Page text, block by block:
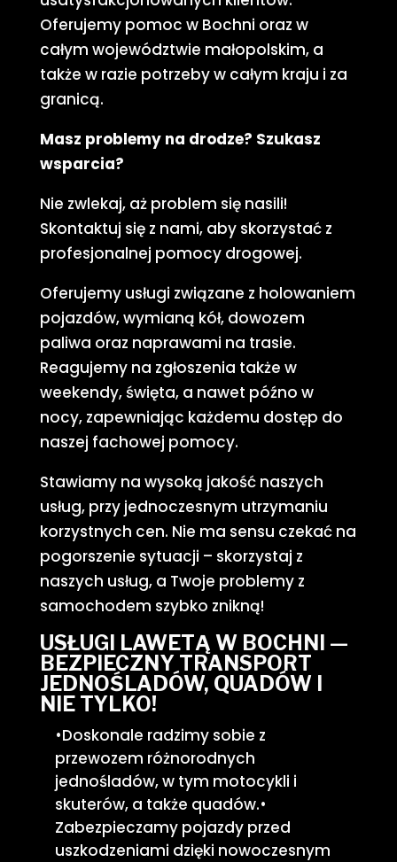
Oferujemy pomoc w Bochni oraz w
całym województwie małopolskim, a
także w razie potrzeby w całym kraju i za
granicą.
Masz problemy na drodze? Szukasz
wsparcia?
Nie zwlekaj, aż problem się nasili!
Skontaktuj się z nami, aby skorzystać z
profesjonalnej pomocy drogowej.
Oferujemy usługi związane z holowaniem
pojazdów, wymianą kół, dowozem
paliwa oraz naprawami na trasie.
Reagujemy na zgłoszenia także w
weekendy, święta, a nawet późno w
nocy, zapewniając każdemu dostęp do
naszej fachowej pomocy.
Stawiamy na wysoką jakość naszych
usług, przy jednoczesnym utrzymaniu
korzystnych cen. Nie ma sensu czekać na
pogorszenie sytuacji – skorzystaj z
naszych usług, a Twoje problemy z
samochodem szybko znikną!
USŁUGI LAWETĄ W BOCHNI —
BEZPIECZNY TRANSPORT
JEDNOŚLADÓW, QUADÓW I
NIE TYLKO!
•Doskonale radzimy sobie z
przewozem różnorodnych
jednośladów, w tym motocykli i
skuterów, a także quadów.•
Zabezpieczamy pojazdy przed
uszkodzeniami dzięki nowoczesnym